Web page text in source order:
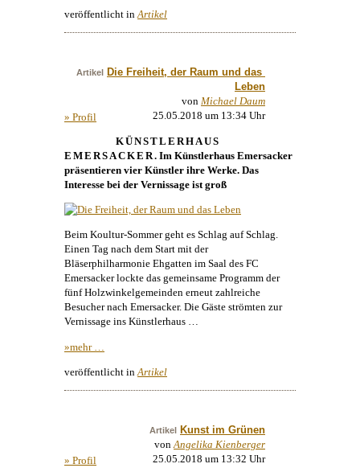
veröffentlicht inArtikel
Artikel
Die Freiheit, der Raum und das
Leben
von Michael Daum
» Profil
25.05.2018 um 13:34 Uhr
KÜNSTLERHAUS
EMERSACKER. Im Künstlerhaus Emersacker
präsentieren vier Künstler ihre Werke. Das
Interesse bei der Vernissage ist groß
Beim Koultur-Sommer geht es Schlag auf Schlag.
Einen Tag nach dem Start mit der
Bläserphilharmonie Ehgatten im Saal des FC
Emersacker lockte das gemeinsame Programm der
fünf Holzwinkelgemeinden erneut zahlreiche
Besucher nach Emersacker. Die Gäste strömten zur
Vernissage ins Künstlerhaus …
»mehr …
veröffentlicht inArtikel
Artikel
Kunst im Grünen
vonAngelika Kienberger
» Profil
25.05.2018 um 13:32 Uhr